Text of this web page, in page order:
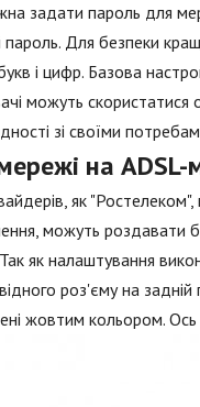
задати пароль для
Для безпеки
і цифр. Базова
можуть
зі своїми
на
як
можуть роздавати
як налаштування
роз'єму на задній
жовтим кольором. Ось